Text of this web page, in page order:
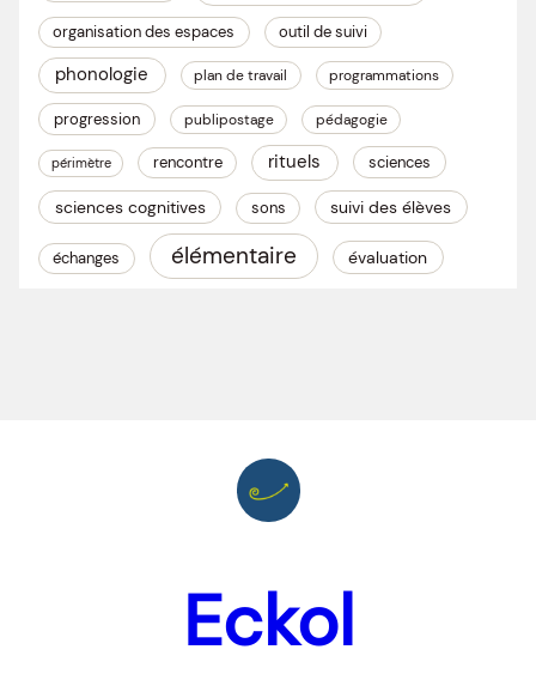
organisation des espaces outil de suivi
phonologie plan de travail programmations
progression publipostage pédagogie
périmètre rencontre rituels sciences
sciences cognitives sons suivi des élèves
échanges élémentaire évaluation
Eckol